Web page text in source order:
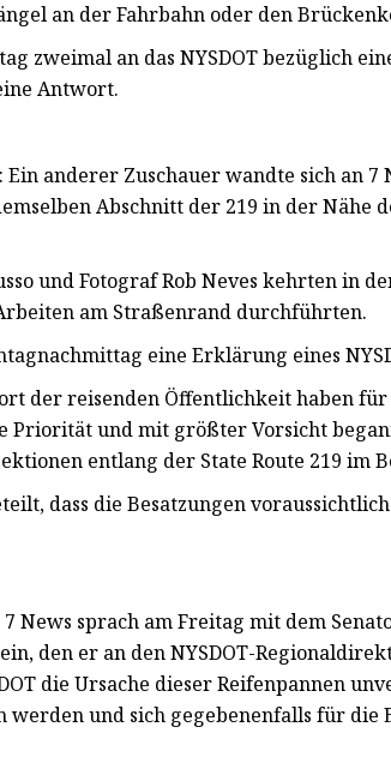
an der Fahrbahn oder den
zweimal an das NYSDOT bezüglich
Antwort.
Ein anderer Zuschauer wandte sich an
Abschnitt der 219 in der Nähe
und Fotograf Rob Neves kehrten in
am Straßenrand durchführten.
eine Erklärung eines
der reisenden Öffentlichkeit haben
und mit größter Vorsicht
entlang der State Route 219 im
dass die Besatzungen
7 News sprach am Freitag mit dem
den er an den NYSDOT-
die Ursache dieser Reifenpannen
werden und sich gegebenenfalls für